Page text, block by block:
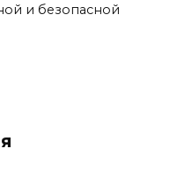
и безопасной